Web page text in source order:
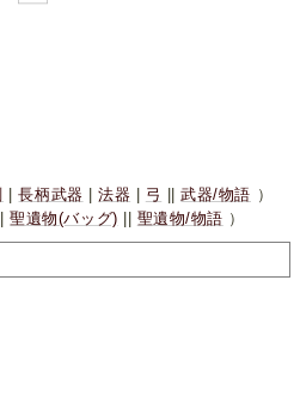
|長柄武器 |法器 弓 ||武器/物語 ）
|聖遺物(バッグ) 聖遺物/物語 ）